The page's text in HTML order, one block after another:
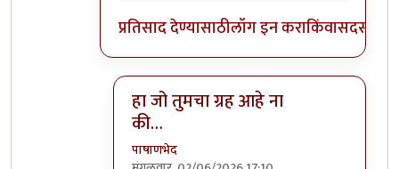
प्रतिसाद देण्यासाठीलॉग इन कराकिंवासदस्य व्हा
हा जो तुमचा ग्रह आहे ना
की…
पाषाणभेद